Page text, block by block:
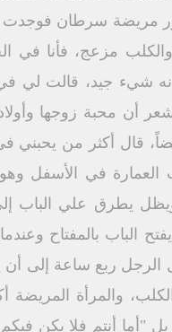
مريضة سرطان فوجدت
مزعج، فأنا في
شيء جيد، قالت لي
تشعر أن محبة زوجها
قال أكثر من يحبني
العمارة في الأسفل
يطرق علي الباب إلى
الباب بالمفتاح
الرجل ربع ساعة إلى أن
والمرأة
لا بل "أما أنتم فلا يكن